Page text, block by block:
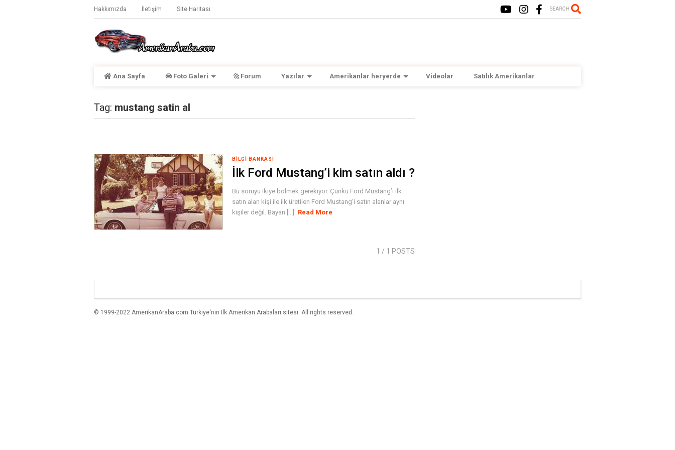
Hakkımızda İletişim Site Haritası SEARCH
Ana Sayfa Foto Galeri Forum Yazılar Amerikanlar heryerde Videolar Satılık Amerikanlar
Tag: mustang satin al
BILGI BANKASI
İlk Ford Mustang’i kim satın aldı ?
Bu soruyu ikiye bölmek gerekiyor. Çünkü Ford Mustang’i ilk
satın alan kişi ile ilk üretilen Ford Mustang’i satın alanlar aynı
kişiler değil. Bayan [...]
Read More
1 / 1 POSTS
© 1999-2022 AmerikanAraba.com Türkiye'nin Ilk Amerikan Arabaları sitesi. All rights reserved.